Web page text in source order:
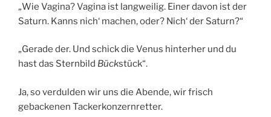
„Wie Vagina? Vagina ist langweilig. Einer davon ist der
Saturn. Kanns nich‘ machen, oder? Nich‘ der Saturn?“
„Gerade der. Und schick die Venus hinterher und du
hast das Sternbild Bückstück“.
Ja, so verdulden wir uns die Abende, wir frisch
gebackenen Tackerkonzernretter.